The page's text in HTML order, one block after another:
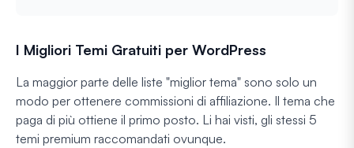
I Migliori Temi Gratuiti per WordPress
La maggior parte delle liste "miglior tema" sono solo un
modo per ottenere commissioni di affiliazione. Il tema che
paga di più ottiene il primo posto. Li hai visti, gli stessi 5
temi premium raccomandati ovunque.